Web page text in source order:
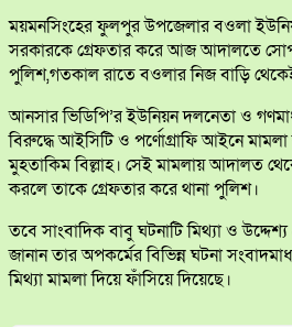
ময়মনসিংহের ফুলপুর উপজেলার বওলা
সরকারকে গ্রেফতার করে আজ আদালতে
পুলিশ,গতকাল রাতে বওলার নিজ বাড়ি
আনসার ভিডিপি’র ইউনিয়ন দলনেতা ও
বিরুদ্ধে আইসিটি ও পর্ণোগ্রাফি আইনে
মুহতাকিম বিল্লাহ। সেই মামলায় আদালত
করলে তাকে গ্রেফতার করে থানা পুলিশ।
তবে সাংবাদিক বাবু ঘটনাটি মিথ্যা ও
জানান তার অপকর্মের বিভিন্ন ঘটনা
মিথ্যা মামলা দিয়ে ফাঁসিয়ে দিয়েছে।